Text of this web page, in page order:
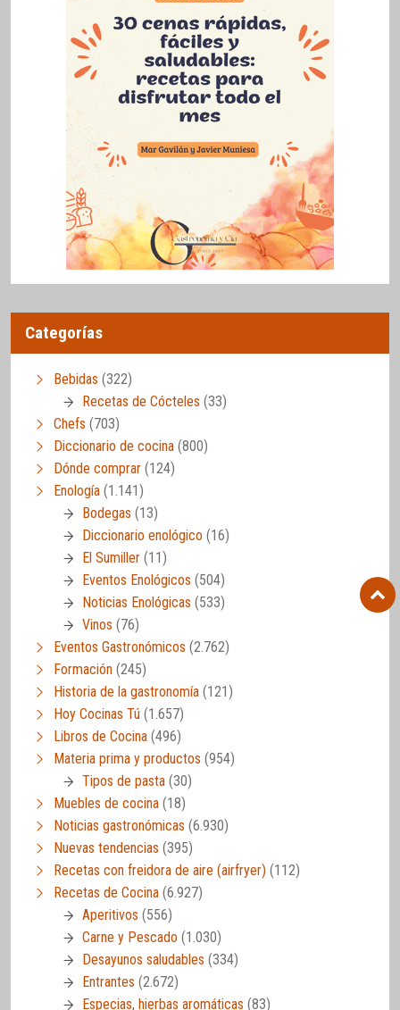
Categorías
Bebidas (322)
Recetas de Cócteles (33)
Chefs (703)
Diccionario de cocina (800)
Dónde comprar (124)
Enología (1.141)
Bodegas (13)
Diccionario enológico (16)
El Sumiller (11)
Eventos Enológicos (504)
Noticias Enológicas (533)
Vinos (76)
Eventos Gastronómicos (2.762)
Formación (245)
Historia de la gastronomía (121)
Hoy Cocinas Tú (1.657)
Libros de Cocina (496)
Materia prima y productos (954)
Tipos de pasta (30)
Muebles de cocina (18)
Noticias gastronómicas (6.930)
Nuevas tendencias (395)
Recetas con freidora de aire (airfryer) (112)
Recetas de Cocina (6.927)
Aperitivos (556)
Carne y Pescado (1.030)
Desayunos saludables (334)
Entrantes (2.672)
Especias, hierbas aromáticas (83)